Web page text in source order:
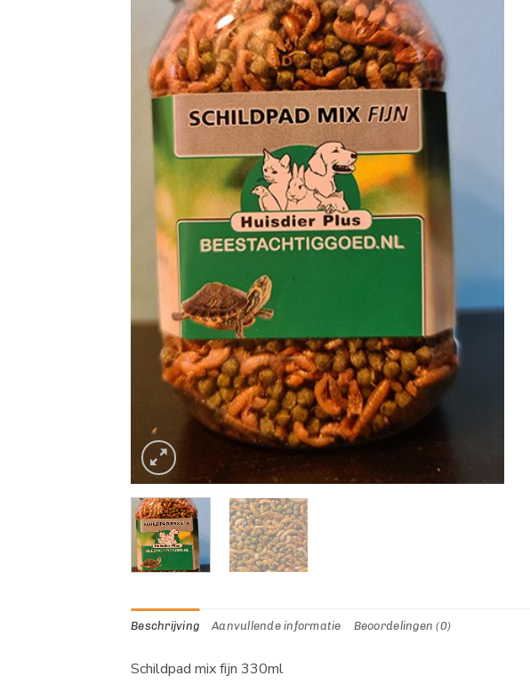
Beschrijving Aanvullende informatie Beoordelingen (0)
Schildpad mix fijn 330ml